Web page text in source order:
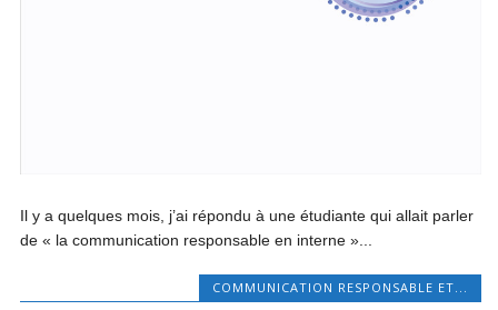
Il y a quelques mois, j’ai répondu à une étudiante qui allait parler
de « la communication responsable en interne »...
COMMUNICATION RESPONSABLE ET...